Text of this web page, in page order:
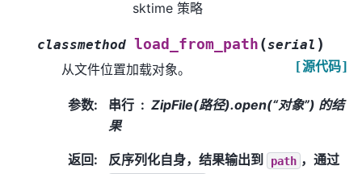
sktime 策略
classmethod load_from_path (serial )
[源代码]
从文件位置加载对象。
参数: 串行
ZipFile(路径).open(“对象”) 的结
果
返回: 反序列化自身，结果输出到 path ，通过